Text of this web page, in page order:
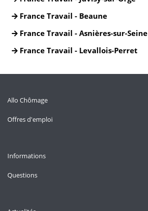
France Travail - Beaune
France Travail - Asnières-sur-Seine
France Travail - Levallois-Perret
Allo Chômage
Offres d'emploi
Informations
Questions